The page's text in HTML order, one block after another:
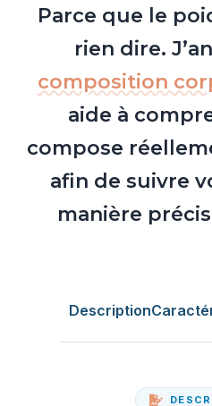
Parce que le
rien dire.
composition
aide à
compose
afin de suivre
manière
Description